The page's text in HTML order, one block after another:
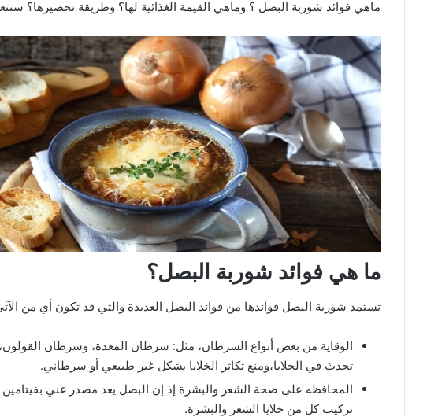
ماهي فوائد شوربة البصل ؟ وماهي القيمة الغذائية لها؟ وطريقة تحضيرها؟
ما هي فوائد شوربة البصل؟
تستمد شوربة البصل فوائدها من فوائد البصل العديدة والتي قد تكون أي من
الوقاية من بعض أنواع السرطان، مثل: سرطان المعدة، وسرطان
تحدث في الخلايا،ومنع تكاثر الخلايا بشكل غير طبيعي أو سرطاني.
المحافظه على صحة الشعر والبشرة إذ إن البصل يعد مصدر غني
تركيب كل من خلايا الشعر والبشرة.